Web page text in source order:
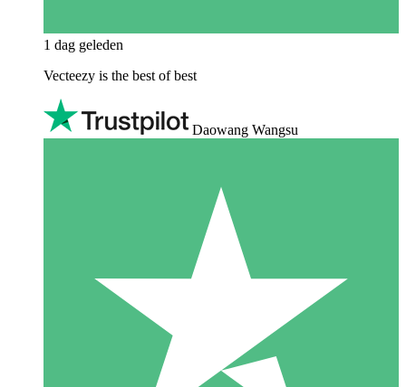
1 dag geleden
Vecteezy is the best of best
Daowang Wangsu